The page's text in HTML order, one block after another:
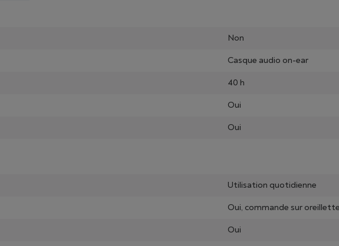
Non
Casque audio on-ear
40 h
Oui
Oui
Utilisation quotidienne
Oui, commande sur
Oui